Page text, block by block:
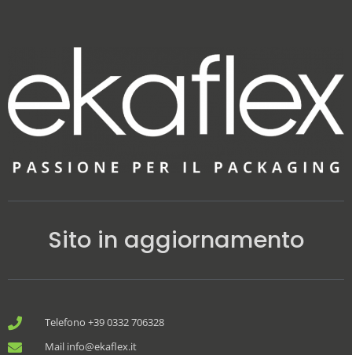
Sito in aggiornamento
Telefono +39 0332 706328
Mail info@ekaflex.it